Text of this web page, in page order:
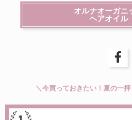
オルナオーガニ
ヘアオイル
＼今買っておきたい！夏の一